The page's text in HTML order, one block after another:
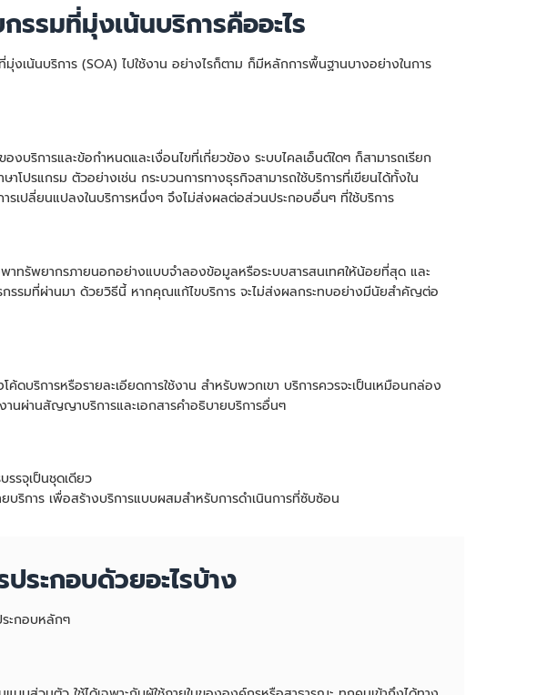
รมที่มุ่งเน้นบริการคืออะไร
งเน้นบริการ (SOA) ไปใช้งาน อย่างไรก็ตาม ก็มีหลักการพื้นฐานบางอย่างในการ
งบริการและข้อกำหนดและเงื่อนไขที่เกี่ยวข้อง ระบบไคลเอ็นต์ใดๆ ก็สามารถเรียก
ปรแกรม ตัวอย่างเช่น กระบวนการทางธุรกิจสามารถใช้บริการที่เขียนได้ทั้งใน
รเปลี่ยนแปลงในบริการหนึ่งๆ จึงไม่ส่งผลต่อส่วนประกอบอื่นๆ ที่ใช้บริการ
ทรัพยากรภายนอกอย่างแบบจำลองข้อมูลหรือระบบสารสนเทศให้น้อยที่สุด และ
กรรมที่ผ่านมา ด้วยวิธีนี้ หากคุณแก้ไขบริการ จะไม่ส่งผลกระทบอย่างมีนัยสำคัญต่อ
ดบริการหรือรายละเอียดการใช้งาน สำหรับพวกเขา บริการควรจะเป็นเหมือนกล่อง
านผ่านสัญญาบริการและเอกสารคำอธิบายบริการอื่นๆ
รรจุเป็นชุดเดียว
การ เพื่อสร้างบริการแบบผสมสำหรับการดำเนินการที่ซับซ้อน
ระกอบดัวยอะไรบ้าง
ะกอบหลักๆ